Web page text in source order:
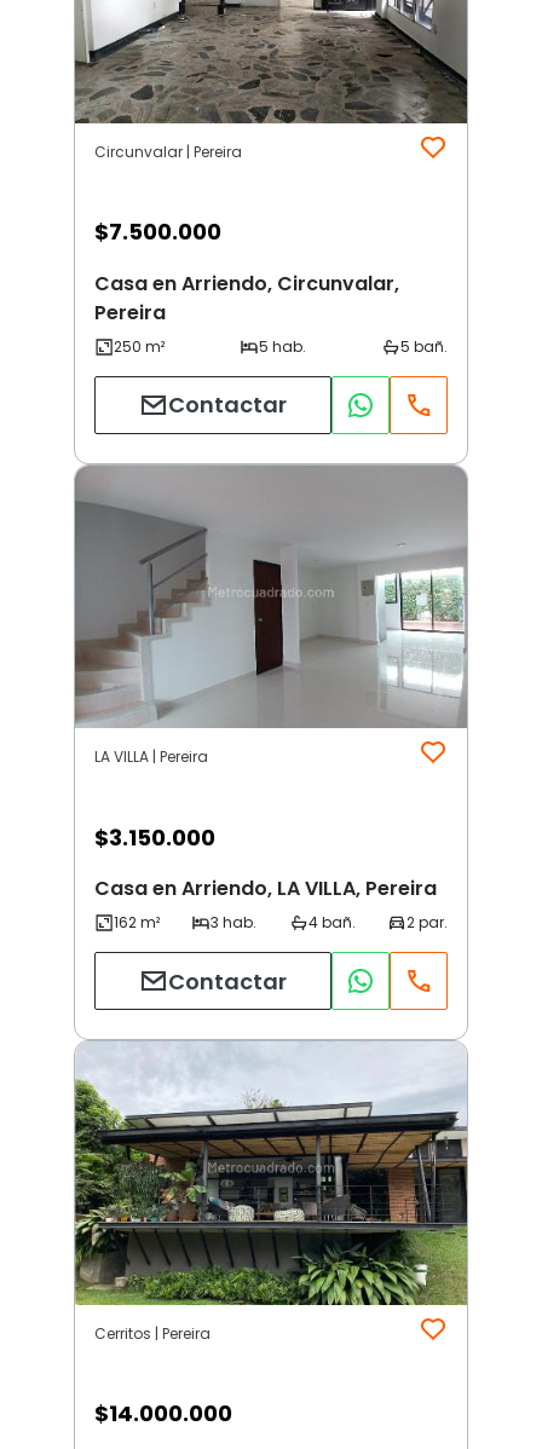
Circunvalar | Pereira
$7.500.000
Casa en Arriendo, Circunvalar,
Pereira
Contactar
LA VILLA | Pereira
$3.150.000
Casa en Arriendo, LA VILLA, Pereira
Contactar
Cerritos | Pereira
$14.000.000